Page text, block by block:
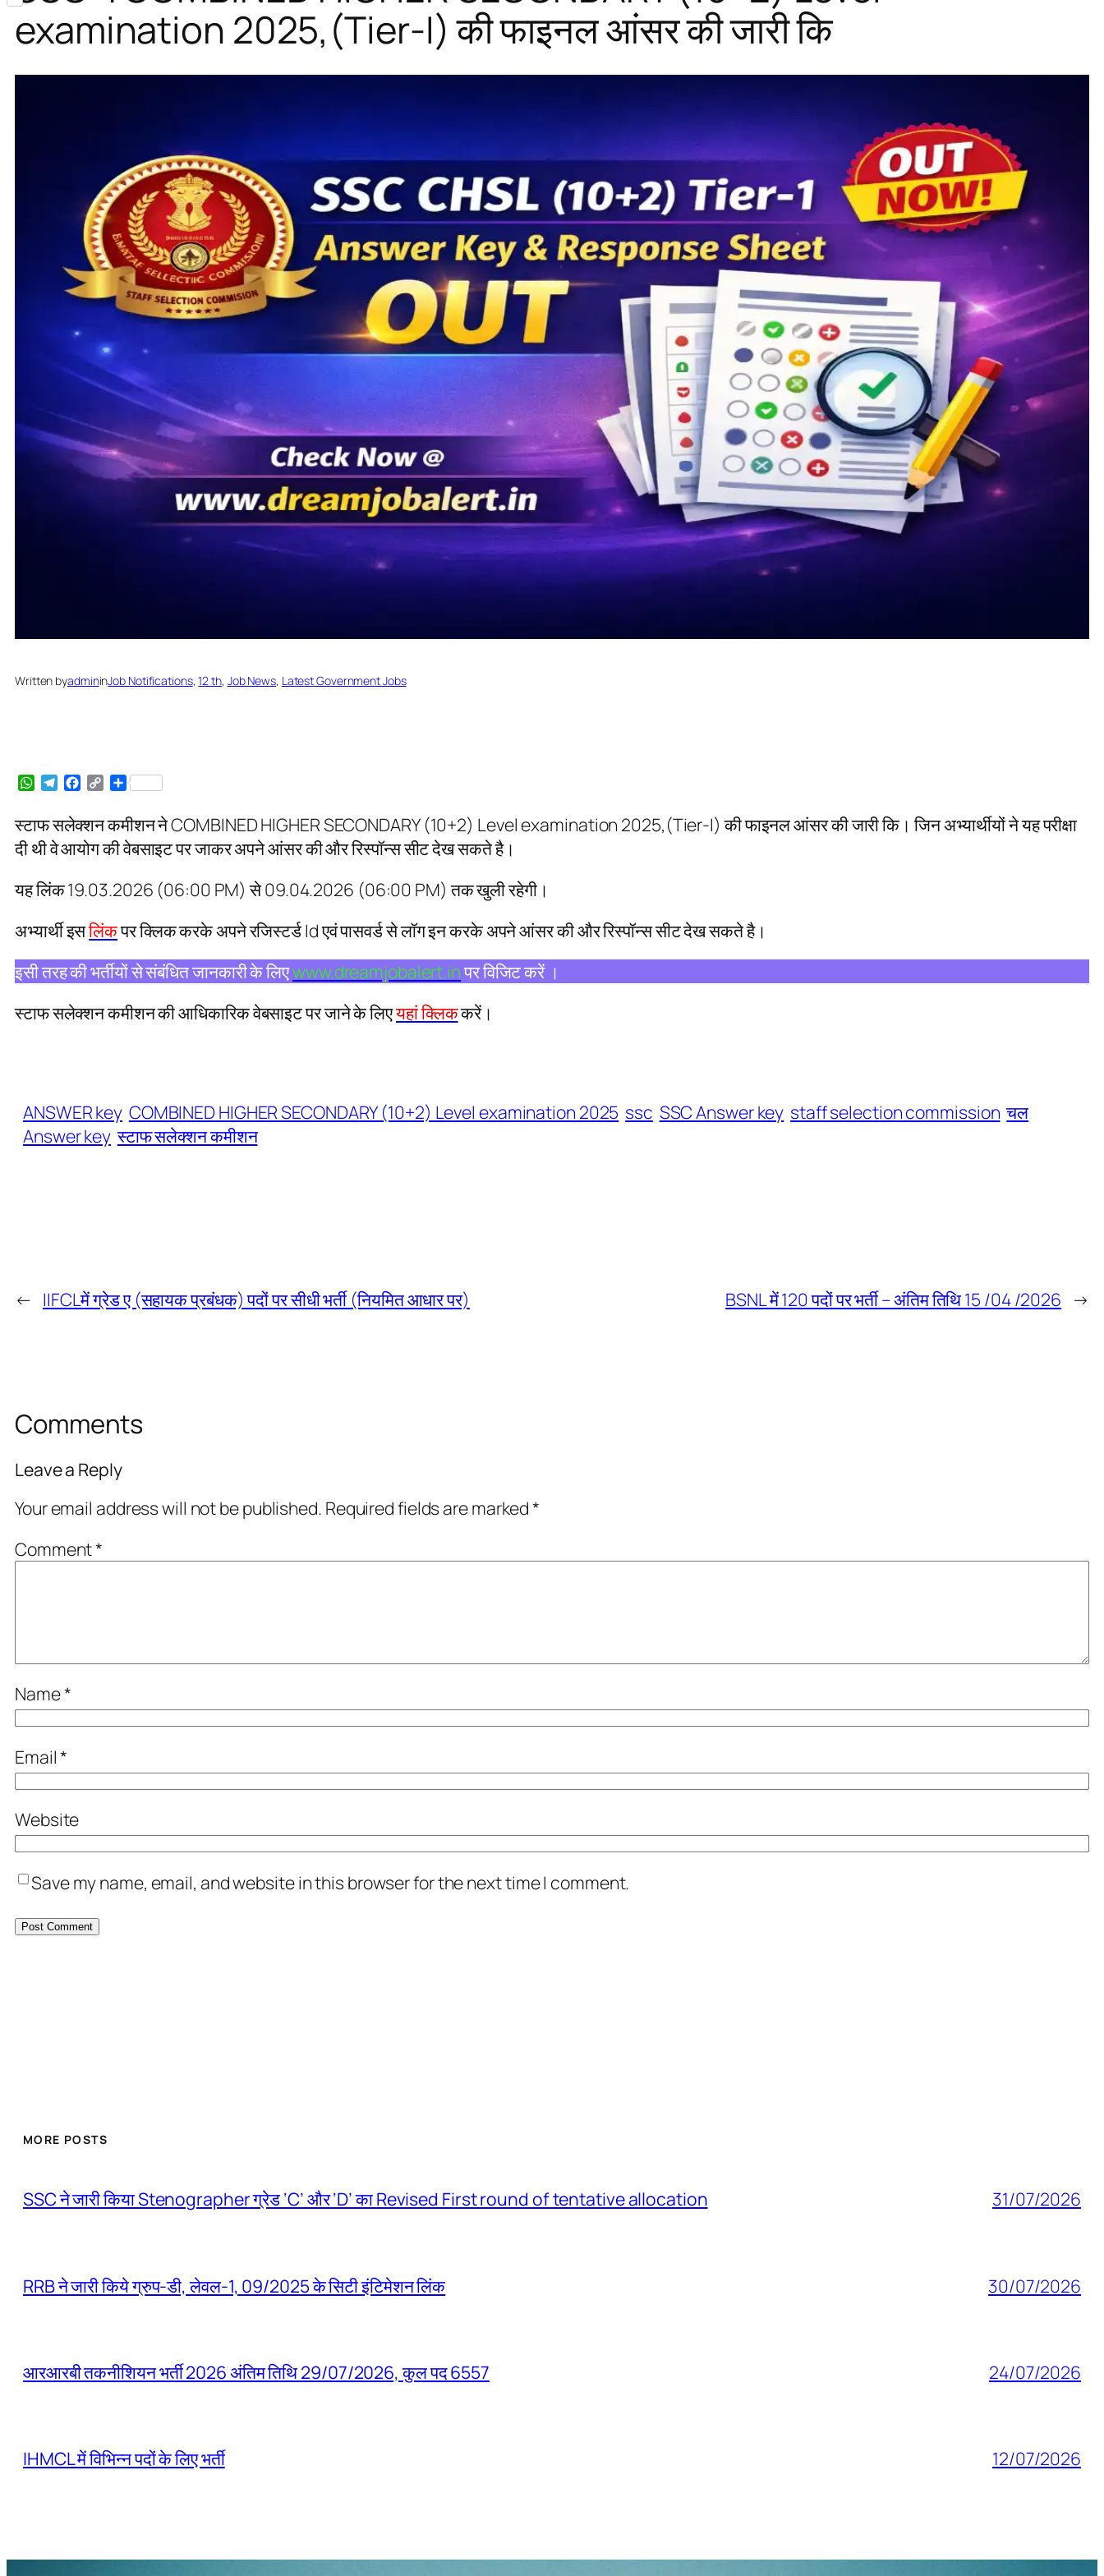
examination 2025,(Tier-I) की फाइनल आंसर की जारी कि
Written byadmininJob Notifications, 12 th, Job News, Latest Government Jobs
WhatsApp
TelegramFacebook
CopyShare
स्टाफ सलेक्शन कमीशन ने COMBINED HIGHER SECONDARY (10+2) Level examination 2025,(Tier-I) की फाइनल आंसर की जारी कि। जिन अभ्यार्थीयों ने यह परीक्षा
दी थी वे आयोग की वेबसाइट पर जाकर अपने आंसर की और रिस्पॉन्स सीट देख सकते है।
यह लिंक 19.03.2026 (06:00 PM) से 09.04.2026 (06:00 PM) तक खुली रहेगी।
अभ्यार्थी इसलिंकपर क्लिक करके अपने रजिस्टर्ड Id एवं पासवर्ड से लॉग इन करके अपने आंसर की और रिस्पॉन्स सीट देख सकते है।
इसी तरह की भर्तीयों से संबंधित जानकारी के लिएwww.dreamjobalert.inपर विजिट करें ।
स्टाफ सलेक्शन कमीशन की आधिकारिक वेबसाइट पर जाने के लिएयहां क्लिककरें।
ANSWER key COMBINED HIGHER SECONDARY (10+2) Level examination 2025 ssc SSC Answer key staff selection commission चल
Answer key स्टाफ सलेक्शन कमीशन
← IIFCLमें ग्रेड ए (सहायक प्रबंधक) पदों पर सीधी भर्ती (नियमित आधार पर) BSNL में 120 पदों पर भर्ती – अंतिम तिथि 15 /04 /2026 →
Comments
Leave a Reply
Your email address will not be published. Required fields are marked*
Comment*
Name*
Email*
Website
Save my name, email, and website in this browser for the next time I comment.
MORE POSTS
SSC ने जारी किया Stenographer ग्रेड ‘C’ और ‘D’ का Revised First round of tentative allocation 31/07/2026
RRB ने जारी किये ग्रुप-डी, लेवल-1, 09/2025 के सिटी इंटिमेशन लिंक 30/07/2026
आरआरबी तकनीशियन भर्ती 2026 अंतिम तिथि 29/07/2026, कुल पद 6557 24/07/2026
IHMCL में विभिन्न पदों के लिए भर्ती 12/07/2026